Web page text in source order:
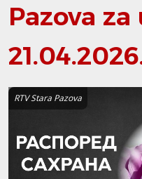
Pazova
RTV Stara Pazova